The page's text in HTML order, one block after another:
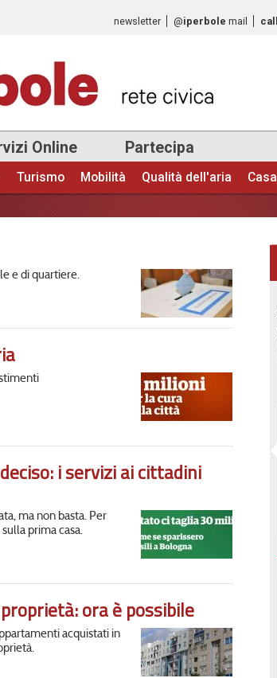
contenuto
newsletter @iperbole mail call
Online Partecipa
Turismo Mobilità Qualità dell'aria Casa
e di quartiere.
i servizi ai cittadini
ma non basta. Per
prima casa.
ora è possibile
acquistati in